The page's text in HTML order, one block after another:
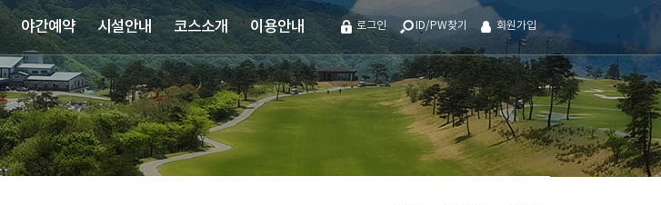
야간예약 시설안내 코스소개 이용안내 로그인 ID/PW찾기 회원가입